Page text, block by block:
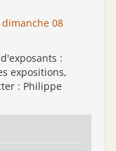
08
:
expositions,
: Philippe